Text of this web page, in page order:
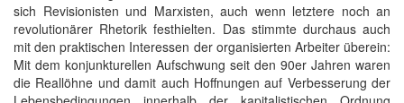
sich Revisionisten und Marxisten, auch wenn letztere noch an
revolutionärer Rhetorik festhielten. Das stimmte durchaus auch
mit den praktischen Interessen der organisierten Arbeiter überein:
Mit dem konjunkturellen Aufschwung seit den 90er Jahren waren
die Reallöhne und damit auch Hoffnungen auf Verbesserung der